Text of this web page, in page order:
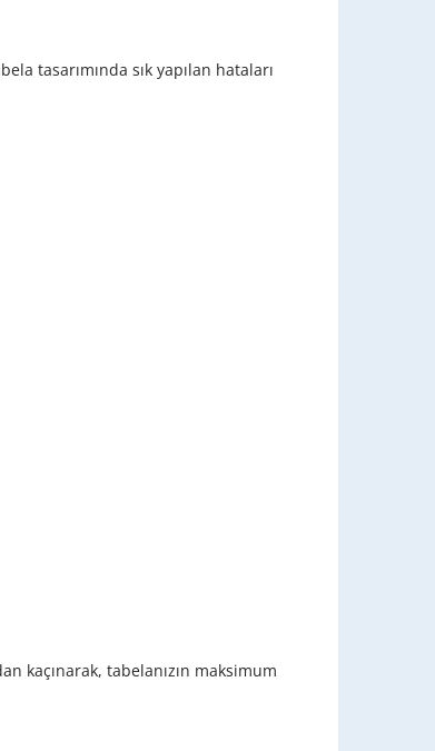
tasarımında sık yapılan hataları
kaçınarak, tabelanızın maksimum